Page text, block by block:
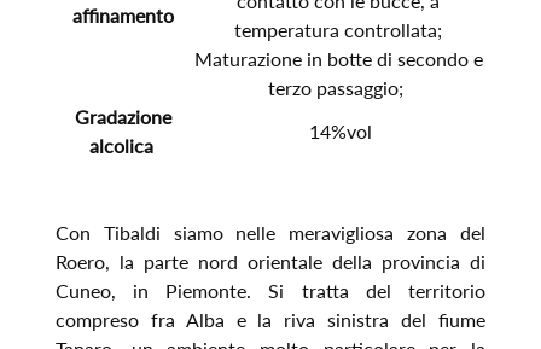
affinamento
temperatura controllata;
Maturazione in botte di secondo e
terzo passaggio;
Gradazione
alcolica
14%vol
Con Tibaldi siamo nelle meravigliosa zona del
Roero, la parte nord orientale della provincia di
Cuneo, in Piemonte. Si tratta del territorio
compreso fra Alba e la riva sinistra del fiume